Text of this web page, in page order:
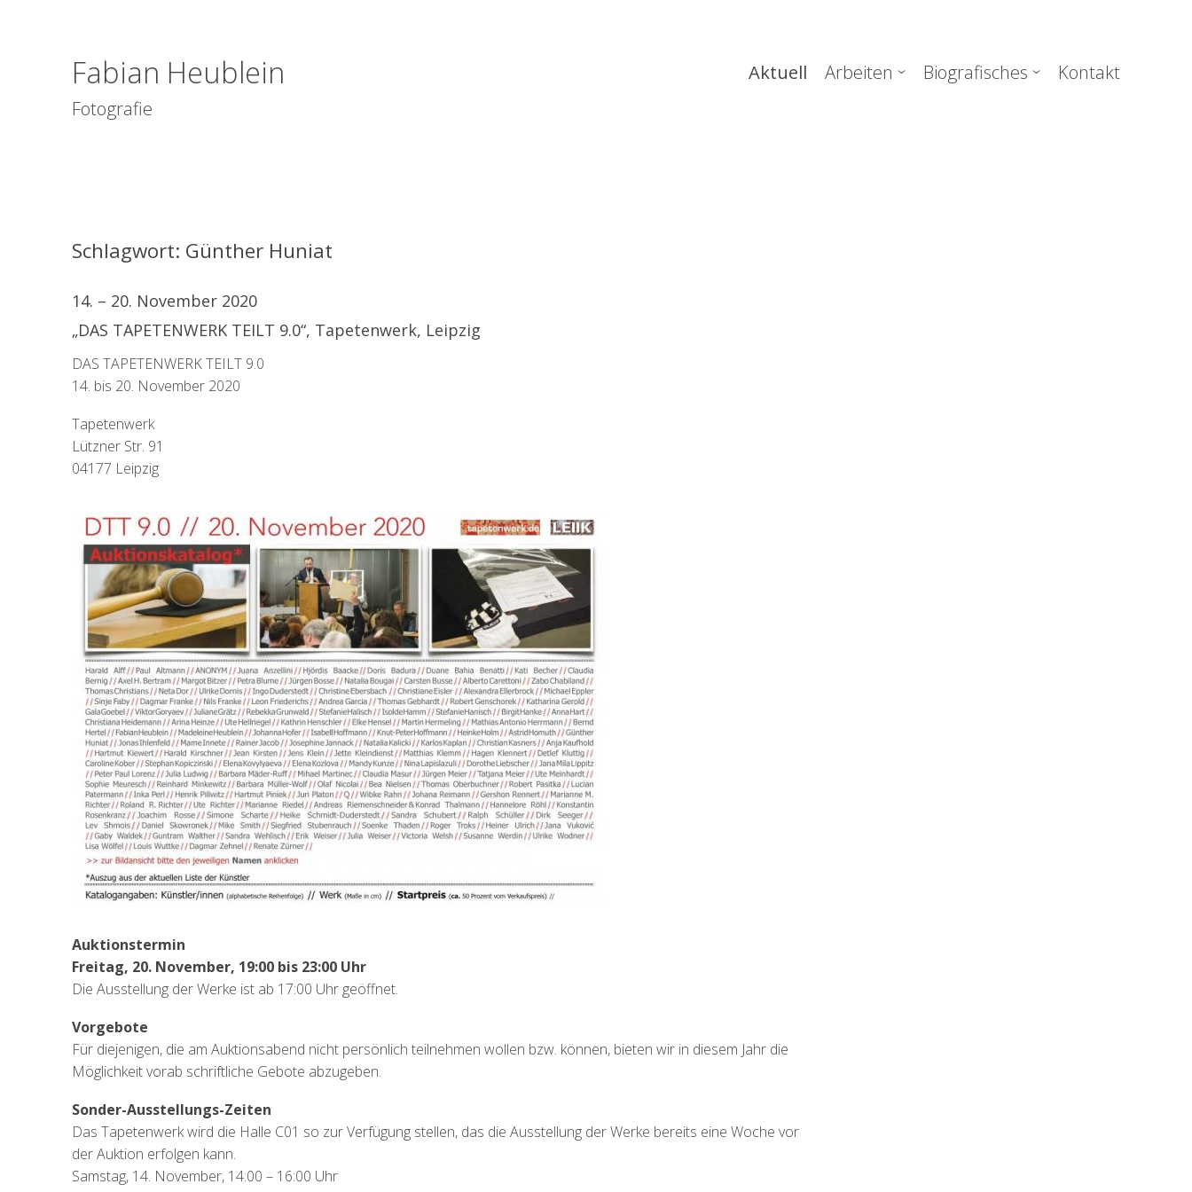
Fabian Heublein
Fotografie
Hauptnavigation
Aktuell Arbeiten Biografisches Kontakt
Schlagwort: Günther Huniat
14. – 20. November 2020
„DAS TAPETENWERK TEILT 9.0“, Tapetenwerk, Leipzig
DAS TAPETENWERK TEILT 9.0
14. bis 20. November 2020
Tapetenwerk
Lützner Str. 91
04177 Leipzig
Auktionstermin
Freitag, 20. November, 19:00 bis 23:00 Uhr
Die Ausstellung der Werke ist ab 17:00 Uhr geöffnet.
Vorgebote
Für diejenigen, die am Auktionsabend nicht persönlich teilnehmen wollen bzw. können, bieten wir in diesem Jahr die
Möglichkeit vorab schriftliche Gebote abzugeben.
Sonder-Ausstellungs-Zeiten
Das Tapetenwerk wird die Halle C01 so zur Verfügung stellen, das die Ausstellung der Werke bereits eine Woche vor
der Auktion erfolgen kann.
Samstag, 14. November, 14:00 – 16:00 Uhr